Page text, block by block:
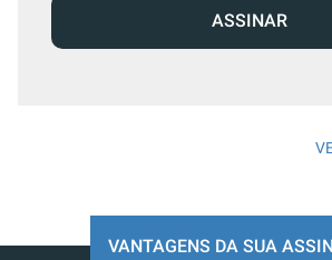
ASSINAR
VANTAGENS DA SUA